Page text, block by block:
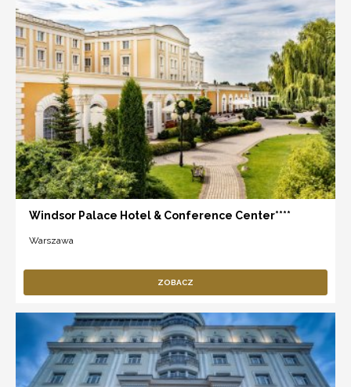
Windsor Palace Hotel & Conference Center****
Warszawa
ZOBACZ